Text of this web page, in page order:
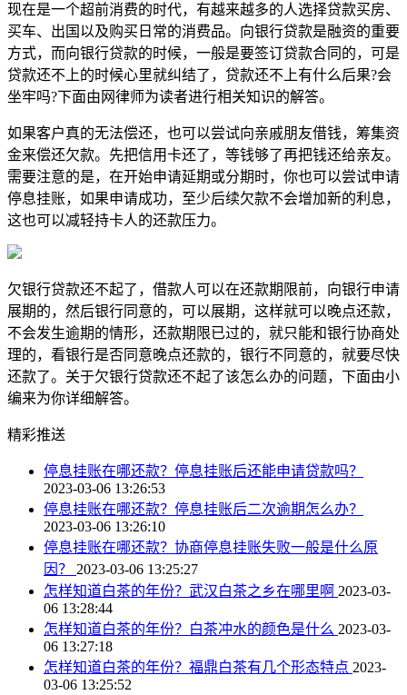
​现在是一个超前消费的时代，有越来越多的人选择贷款买房、
买车、出国以及购买日常的消费品。向银行贷款是融资的重要
方式，而向银行贷款的时候，一般是要签订贷款合同的，可是
贷款还不上的时候心里就纠结了，贷款还不上有什么后果?会
坐牢吗?下面由网律师为读者进行相关知识的解答。
如果客户真的无法偿还，也可以尝试向亲戚朋友借钱，筹集资
金来偿还欠款。先把信用卡还了，等钱够了再把钱还给亲友。
需要注意的是，在开始申请延期或分期时，你也可以尝试申请
停息挂账，如果申请成功，至少后续欠款不会增加新的利息，
这也可以减轻持卡人的还款压力。
欠银行贷款还不起了，借款人可以在还款期限前，向银行申请
展期的，然后银行同意的，可以展期，这样就可以晚点还款，
不会发生逾期的情形，还款期限已过的，就只能和银行协商处
理的，看银行是否同意晚点还款的，银行不同意的，就要尽快
还款了。关于欠银行贷款还不起了该怎么办的问题，下面由小
编来为你详细解答。
精彩推送
停息挂账在哪还款？停息挂账后还能申请贷款吗？
2023-03-06 13:26:53
停息挂账在哪还款？停息挂账后二次逾期怎么办？
2023-03-06 13:26:10
停息挂账在哪还款？协商停息挂账失败一般是什么原
因？ 2023-03-06 13:25:27
怎样知道白茶的年份？武汉白茶之乡在哪里啊 2023-03-
06 13:28:44
怎样知道白茶的年份？白茶冲水的颜色是什么 2023-03-
06 13:27:18
怎样知道白茶的年份？福鼎白茶有几个形态特点 2023-
03-06 13:25:52